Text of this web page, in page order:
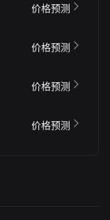
价格预测
价格预测
价格预测
价格预测